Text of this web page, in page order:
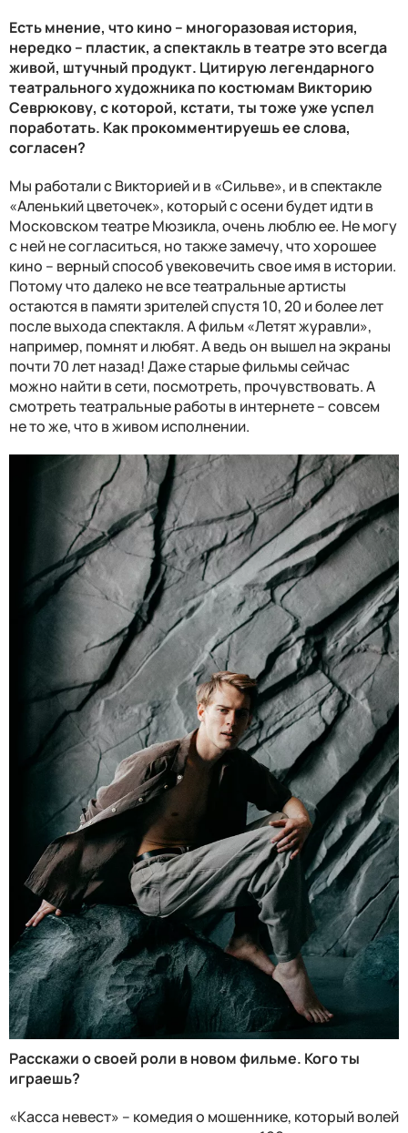
Есть мнение, что кино – многоразовая история,
нередко – пластик, а спектакль в театре это всегда
живой, штучный продукт. Цитирую легендарного
театрального художника по костюмам Викторию
Севрюкову, с которой, кстати, ты тоже уже успел
поработать. Как прокомментируешь ее слова,
согласен?
Мы работали с Викторией и в «Сильве», и в спектакле
«Аленький цветочек», который с осени будет идти в
Московском театре Мюзикла, очень люблю ее. Не могу
с ней не согласиться, но также замечу, что хорошее
кино – верный способ увековечить свое имя в истории.
Потому что далеко не все театральные артисты
остаются в памяти зрителей спустя 10, 20 и более лет
после выхода спектакля. А фильм «Летят журавли»,
например, помнят и любят. А ведь он вышел на экраны
почти 70 лет назад! Даже старые фильмы сейчас
можно найти в сети, посмотреть, прочувствовать. А
смотреть театральные работы в интернете – совсем
не то же, что в живом исполнении.
Расскажи о своей роли в новом фильме. Кого ты
играешь?
«Касса невест» – комедия о мошеннике, который волей